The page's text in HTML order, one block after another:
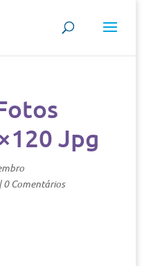
Jpg
0 Comentários